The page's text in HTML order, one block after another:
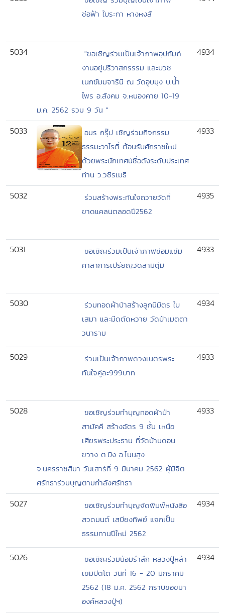
ช่อฟ้า ใบระกา หางหงส์
5034
"ขอเชิญร่วมเป็นเจ้าภาพอุปถัมภ์
งานอยู่ปริวาสกรรรม และบวช
เนกขัมมจารินี ณ วัดอูบมุง บ.น้ำ
ไพร อ.สังคม จ.หนองคาย 10-19
ม.ค. 2562 รวม 9 วัน "
4934
5033
อมร กรุ๊ป เชิญร่วมกิจกรรม
ธรรมะวาไรตี้ ต้อนรับศักราชใหม่
ด้วยพระนักเทศน์ชื่อดังระดับประเทศ
ท่าน ว.วชิรเมธี
4933
5032
ร่วมสร้างพระทันใจถวายวัดที่
ขาดแคลนตลอดปี2562
4935
5031
ขอเชิญร่วมเป๋นเจ้าภาพซ่อมแซ่ม
ศาลาการเปรียญวัดสามตุ่ม
4933
5030
ร่วมทอดผ้าป่าสร้างลูกนิมิตร ใบ
เสมา และมีดตัดหวาย วัดป่าเมตตา
วนาราม
4934
5029
ร่วมเป็นเจ้าภาพดวงเนตรพระ
ทันใจคู่ละ999บาท
4933
5028
ขอเชิญร่วมทำบุญทอดผ้าป่า
สามัคคี สร้างฉัตร 9 ชั้น เหนือ
เศียรพระประธาน ที่วัดบ้านดอน
ขวาง ต.บิง อ.โนนสูง
จ.นครราชสีมา วันเสาร์ที่ 9 มีนาคม 2562 ผู้มีจิต
ศรัทธาร่วมบุญตามกำลังศรัทธา
4933
5027
ขอเชิญร่วมทำบุญจัดพิมพ์หนังสือ
สวดมนต์ เสบียงทิพย์ แจกเป็น
ธรรมทานปีใหม่ 2562
4934
5026
ขอเชิญร่วมน้อมรำลึก หลวงปู่หล้า
เขมปัตโต วันที่ 16 - 20 มกราคม
2562 (18 ม.ค. 2562 กราบขอขมา
องค์หลวงปู่ฯ)
4934